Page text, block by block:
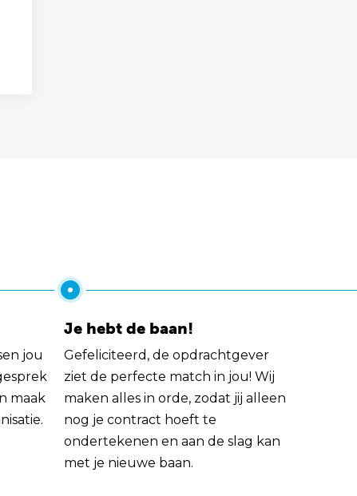
jou
maak
Je hebt de baan!
Gefeliciteerd, de opdrachtgever
ziet de perfecte match in jou! Wij
maken alles in orde, zodat jij alleen
nog je contract hoeft te
ondertekenen en aan de slag kan
met je nieuwe baan.